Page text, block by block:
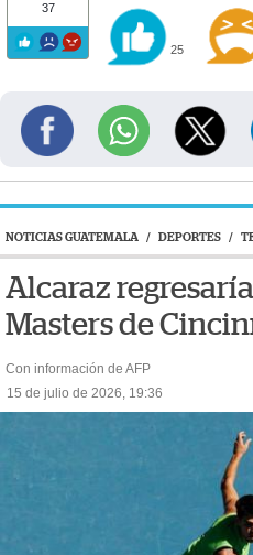
37
25
NOTICIAS GUATEMALA / DEPORTES /
Alcaraz
Masters de
Con información de AFP
15 de julio de 2026, 19:36